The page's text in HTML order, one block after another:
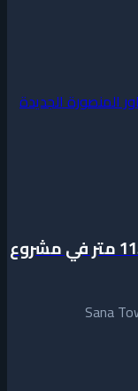
شقة للبيع في المنصورة الجديدة 115 متر في مشروع